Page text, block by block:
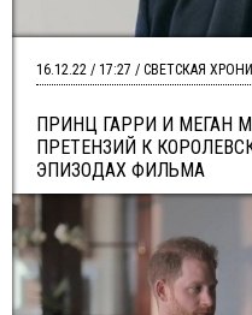
ПРИНЦ ГАРРИ И МЕГАН
ПРЕТЕНЗИЙ К
ЭПИЗОДАХ ФИЛЬМА
16.12.22 / 17:27 / СВЕТСКАЯ